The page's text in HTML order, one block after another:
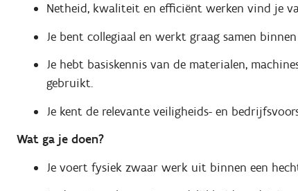
Netheid, kwaliteit en efficiënt werken vind je
Je bent collegiaal en werkt graag samen
Je hebt basiskennis van de materialen,
gebruikt.
Je kent de relevante veiligheids- en
Wat ga je doen?
Je voert fysiek zwaar werk uit binnen een